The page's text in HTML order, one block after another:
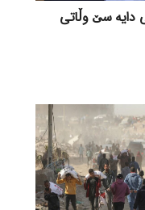
دایە سێ وڵاتی